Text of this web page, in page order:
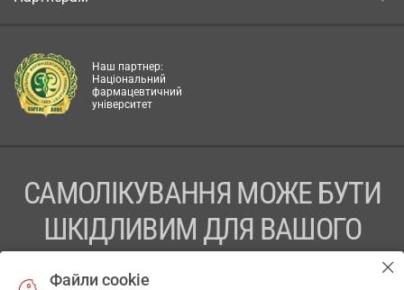
Наш партнер:
Національний
фармацевтичний
університет
САМОЛІКУВАННЯ МОЖЕ БУТИ
ШКІДЛИВИМ ДЛЯ ВАШОГО
Файли cookie